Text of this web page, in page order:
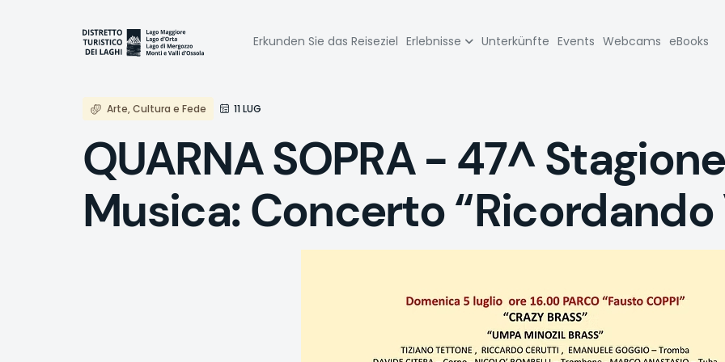
Navigazione
principale
Erkunden Sie das Reiseziel Erlebnisse Unterkünfte Events Webcams eBooks
Arte, Cultura e Fede 11 LUG
QUARNA SOPRA - 47^
Musica: Concerto “Ricordando